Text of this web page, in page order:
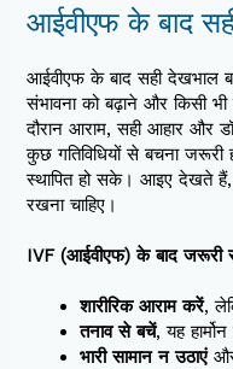
आईवीएफ के बाद
आईवीएफ के बाद सही देखभाल
संभावना को बढ़ाने और किसी
दौरान आराम, सही आहार और
कुछ गतिविधियों से बचना जरूरी
स्थापित हो सके। आइए देखते हैं,
रखना चाहिए।
IVF (आईवीएफ) के बाद जरूरी
शारीरिक आराम करें,
तनाव से बचें, यह
भारी सामान न उठाएं